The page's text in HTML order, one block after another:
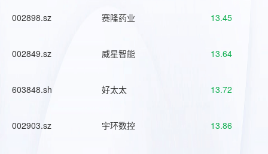
002898.sz 赛隆药业 13.45
002849.sz 威星智能 13.64
603848.sh 好太太 13.72
002903.sz 宇环数控 13.86